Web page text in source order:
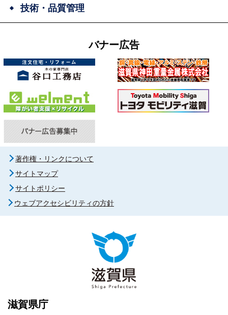
技術・品質管理
バナー広告
著作権・リンクについて
サイトマップ
サイトポリシー
ウェブアクセシビリティの方針
滋賀県庁